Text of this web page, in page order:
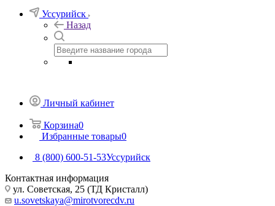
Уссурийск
Назад
Личный кабинет
Корзина0
Избранные товары0
8 (800) 600-51-53Уссурийск
Контактная информация
ул. Советская, 25 (ТД Кристалл)
u.sovetskaya@mirotvorecdv.ru